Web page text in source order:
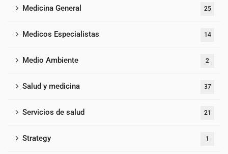
Medicina General 25
Medicos Especialistas 14
Medio Ambiente 2
Salud y medicina 37
Servicios de salud 21
Strategy 1